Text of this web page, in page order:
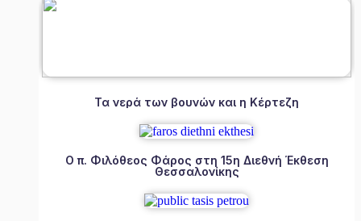
Τα νερά των βουνών και η Κέρτεζη
Ο π. Φιλόθεος Φάρος στη 15η Διεθνή Έκθεση
Θεσσαλονίκης